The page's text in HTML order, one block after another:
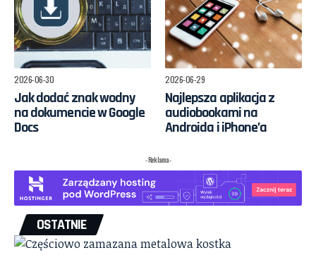
2026-06-30
Jak dodać znak wodny
na dokumencie w Google
Docs
2026-06-29
Najlepsza aplikacja z
audiobookami na
Androida i iPhone’a
- Reklama -
OSTATNIE